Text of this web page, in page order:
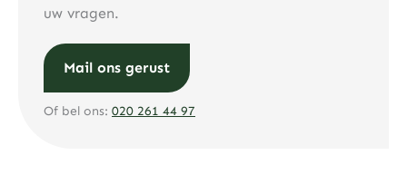
uw vragen.
Mail ons gerust
Of bel ons: 020 261 44 97